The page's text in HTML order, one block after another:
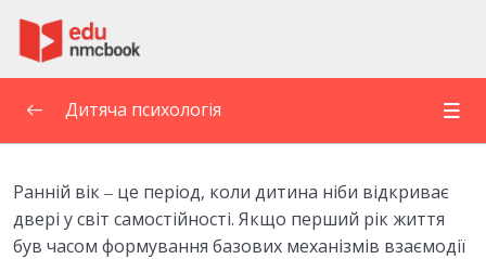
ОСОБЛИВОСТІ ПСИХІЧНОГО РОЗВИТКУ
ДИТИНИ. ПРЕДМЕТ І ЗАВДАННЯ ДИТЯЧОЇ
ПСИХОЛОГІЇ
0/6
Дитяча психологія
Ранній вік ‒ це період, коли дитина ніби відкриває
двері у світ самостійності. Якщо перший рік життя
був часом формування базових механізмів взаємодії